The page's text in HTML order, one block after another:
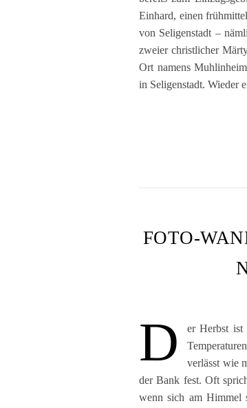
Einhard, einen
von Seligenstadt –
zweier christlicher
Ort namens
in Seligenstadt. Wieder
FOTO-
D
er Herbst ist
verlässt wie
der Bank fest. Oft
wenn sich am Himmel